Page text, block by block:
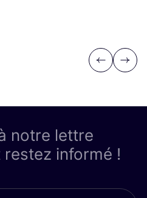
Previous
Next
notre lettre
restez informé !